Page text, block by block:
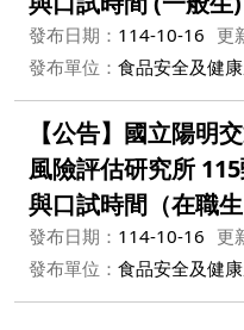
發布日期： 114-10-16 更
發布單位： 食品安全及健
【公告】國立陽明
風險評估研究所
與口試時間（在職生
發布日期： 114-10-16 更
發布單位： 食品安全及健